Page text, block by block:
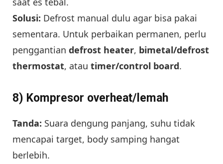
Solusi: Defrost manual dulu agar bisa pakai
sementara. Untuk perbaikan permanen, perlu
penggantian defrost heater, bimetal/defrost
thermostat, atau timer/control board.
8) Kompresor overheat/lemah
Tanda: Suara dengung panjang, suhu tidak
mencapai target, body samping hangat
berlebih.